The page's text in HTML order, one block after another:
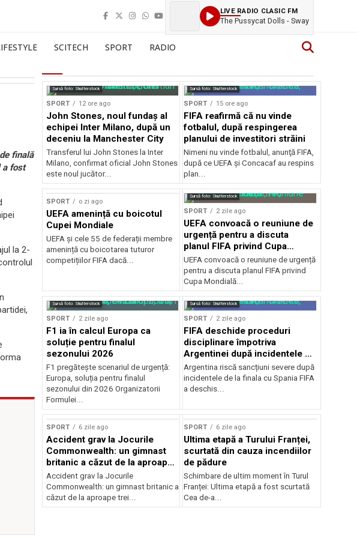
LIVE RADIO CLASIC FM
The Pussycat Dolls - Sway
SCITECH SPORT RADIO
finală
a fost
la 2-
Sursă foto: Shutterstock
SPORT 12 ore ago
John Stones, noul fundaș al
echipei Inter Milano, după un
deceniu la Manchester City
Transferul lui John Stones la Inter
Milano, confirmat oficial John Stones
este noul jucător...
Sursă foto: Shutterstock
SPORT 15 ore ago
FIFA reafirmă că nu vinde
fotbalul, după respingerea
planului de investitori străini
Nimeni nu vinde fotbalul, anunţă FIFA,
după ce UEFA şi Concacaf au respins
plan...
SPORT o zi ago
UEFA amenință cu boicotul
Cupei Mondiale
UEFA și cele 55 de federații membre
amenință cu boicotarea tuturor
competițiilor FIFA dacă...
Sursă foto: Shutterstock
SPORT 2 zile ago
UEFA convoacă o reuniune de
urgență pentru a discuta
planul FIFA privind Cupa
Mondială
UEFA convoacă o reuniune de urgență
pentru a discuta planul FIFA privind
Cupa Mondială...
Sursă foto: Shutterstock
SPORT 2 zile ago
F1 ia în calcul Europa ca
soluție pentru finalul
sezonului 2026
F1 pregătește scenariul de urgență:
Europa, soluția pentru finalul
sezonului din 2026 Organizatorii
Formulei...
Sursă foto: Shutterstock
SPORT 2 zile ago
FIFA deschide proceduri
disciplinare împotriva
Argentinei după incidentele de
la finala cu Spania
Argentina riscă sancțiuni severe după
incidentele de la finala cu Spania FIFA
a deschis...
SPORT 6 zile ago
Accident grav la Jocurile
Commonwealth: un gimnast
britanic a căzut de la aproape
trei metri
Accident grav la Jocurile
Commonwealth: un gimnast britanic a
căzut de la aproape trei...
SPORT 6 zile ago
Ultima etapă a Turului Franței,
scurtată din cauza incendiilor
de pădure
Schimbare de ultim moment în Turul
Franței: Ultima etapă a fost scurtată
Cea de-a...